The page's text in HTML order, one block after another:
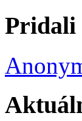
Pridali